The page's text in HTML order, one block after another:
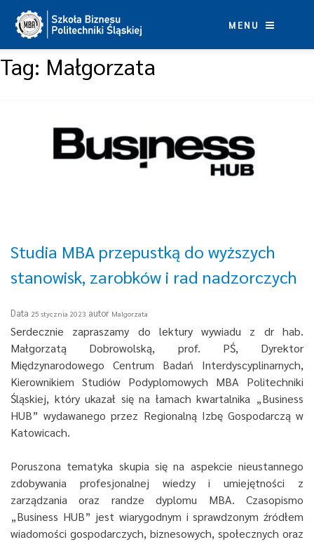
content
MENU
Tag: Małgorzata
Studia MBA przepustką do wyższych
stanowisk, zarobków i rad nadzorczych
Data 25 stycznia 2023 autor Malgorzata
Serdecznie zapraszamy do lektury wywiadu z dr hab.
Małgorzatą Dobrowolską, prof. PŚ, Dyrektor
Międzynarodowego Centrum Badań Interdyscyplinarnych,
Kierownikiem Studiów Podyplomowych MBA Politechniki
Śląskiej, który ukazał się na łamach kwartalnika „Business
HUB” wydawanego przez Regionalną Izbę Gospodarczą w
Katowicach.
Poruszona tematyka skupia się na aspekcie nieustannego
zdobywania profesjonalnej wiedzy i umiejętności z
zarządzania oraz randze dyplomu MBA. Czasopismo
„Business HUB” jest wiarygodnym i sprawdzonym źródłem
wiadomości gospodarczych, biznesowych, społecznych oraz